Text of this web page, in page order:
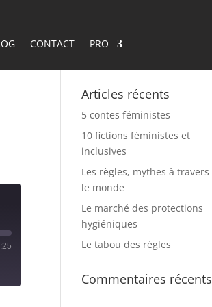
CONTACT PRO
Articles récents
5 contes féministes
10 fictions féministes et
inclusives
Les règles, mythes à travers
le monde
Le marché des protections
hygiéniques
Le tabou des règles
Commentaires récents